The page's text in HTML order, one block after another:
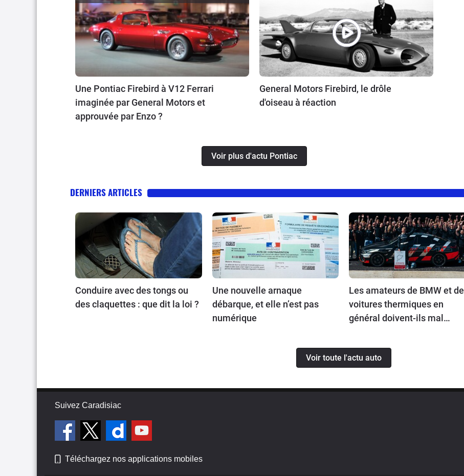
Une Pontiac Firebird à V12 Ferrari
imaginée par General Motors et
approuvée par Enzo ?
General Motors Firebird, le drôle
d'oiseau à réaction
Voir plus d'actu Pontiac
DERNIERS ARTICLES
Conduire avec des tongs ou
des claquettes : que dit la loi ?
Une nouvelle arnaque
débarque, et elle n’est pas
numérique
Les amateurs de BMW et de
voitures thermiques en
général doivent-ils mal
Voir toute l'actu auto
Suivez Caradisiac
Téléchargez nos applications mobiles